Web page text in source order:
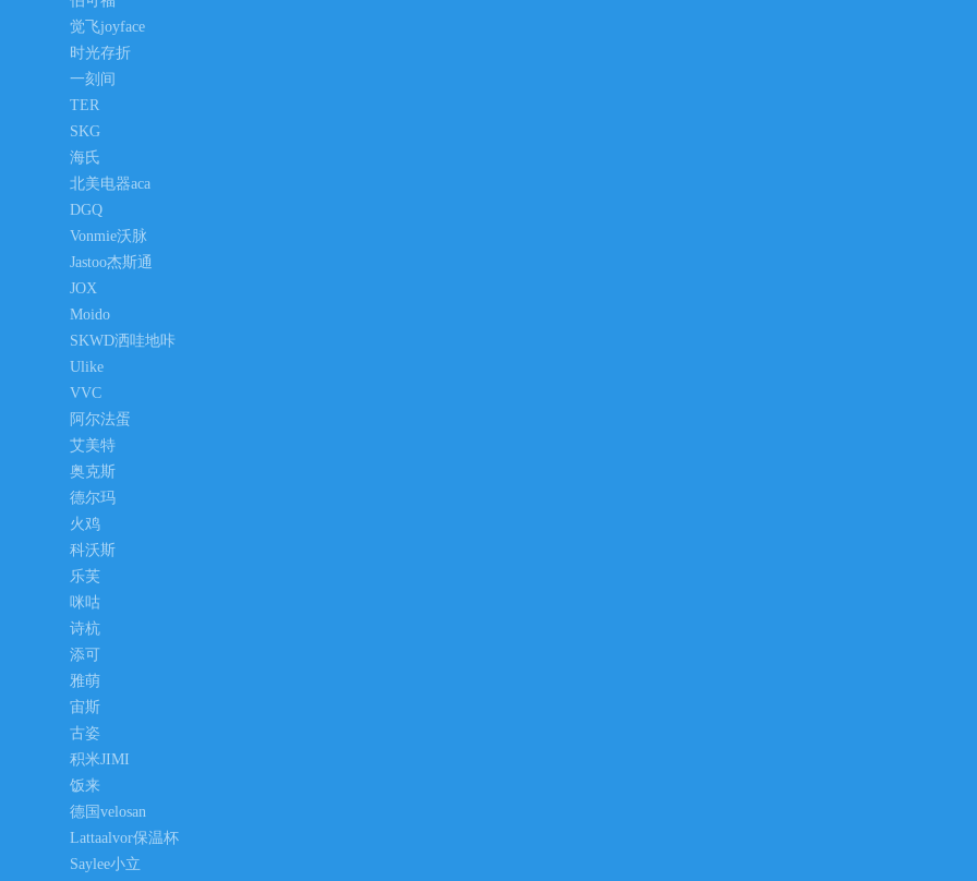
觉飞joyface
时光存折
一刻间
TER
SKG
海氏
北美电器aca
DGQ
Vonmie沃脉
Jastoo杰斯通
JOX
Moido
SKWD洒哇地咔
Ulike
VVC
阿尔法蛋
艾美特
奥克斯
德尔玛
火鸡
科沃斯
乐芙
咪咕
诗杭
添可
雅萌
宙斯
古姿
积米JIMI
饭来
德国velosan
Lattaalvor保温杯
Saylee小立